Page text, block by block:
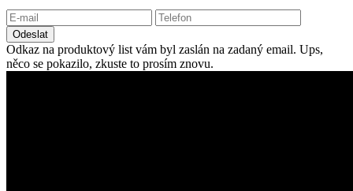
Odeslat
Odkaz na produktový list vám byl zaslán na zadaný email. Ups,
něco se pokazilo, zkuste to prosím znovu.